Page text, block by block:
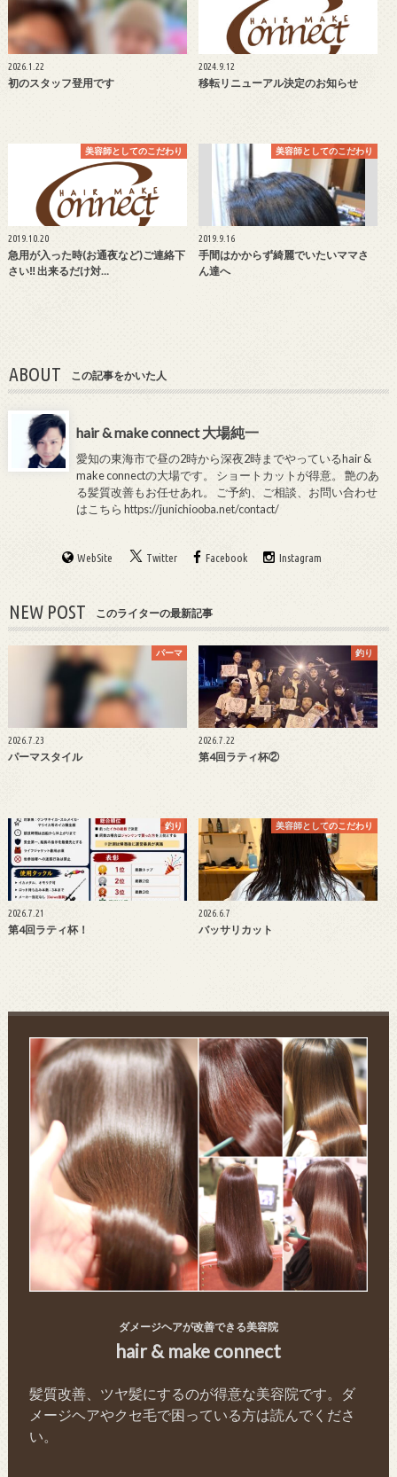
2026.1.22
初のスタッフ登用です
2024.9.12
移転リニューアル決定のお知らせ
美容師としてのこだわり
2019.10.20
急用が入った時(お通夜など)ご連絡下
さい‼︎ 出来るだけ対…
美容師としてのこだわり
2019.9.16
手間はかからず綺麗でいたいママさ
ん達へ
ABOUT この記事をかいた人
hair & make connect 大場純一
愛知の東海市で昼の2時から深夜2時までやっているhair &
make connectの大場です。 ショートカットが得意。 艶のあ
る髪質改善もお任せあれ。 ご予約、ご相談、お問い合わせ
はこちらhttps://junichiooba.net/contact/
WebSite Twitter Facebook Instagram
NEW POST このライターの最新記事
パーマ
2026.7.23
パーマスタイル
釣り
2026.7.22
第4回ラティ杯②
釣り
2026.7.21
第4回ラティ杯！
美容師としてのこだわり
2026.6.7
バッサリカット
ダメージヘアが改善できる美容院
hair & make connect
髪質改善、ツヤ髪にするのが得意な美容院です。ダ
メージヘアやクセ毛で困っている方は読んでくださ
い。